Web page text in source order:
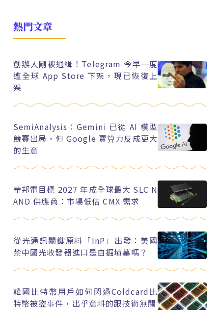
熱門文章
創辦人剛被通緝！Telegram 今早一度
遭全球 App Store 下架，現已恢復上
架
SemiAnalysis：Gemini 已從 AI 模型
競賽出局，但 Google 賣算力反成更大
的生意
華邦電目標 2027 年成全球最大 SLC N
AND 供應商：市場低估 CMX 需求
從光通訊關鍵原料「InP」出發：美國
禁中國光收發器進口是自掘墳墓嗎？
韓國比特幣用戶如何閃過Coldcard比
特幣被盜事件，出乎意料的跟技術無關